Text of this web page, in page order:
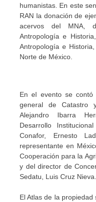
humanistas. En este
RAN la donación de
acervos del MNA,
Antropología e
Antropología e
Norte de México.
En el evento se contó
general de Catastro
Alejandro Ibarra
Desarrollo
Conafor, Ernesto
representante en
Cooperación para la
y del director de
Sedatu, Luis Cruz Nieva.
El Atlas de la